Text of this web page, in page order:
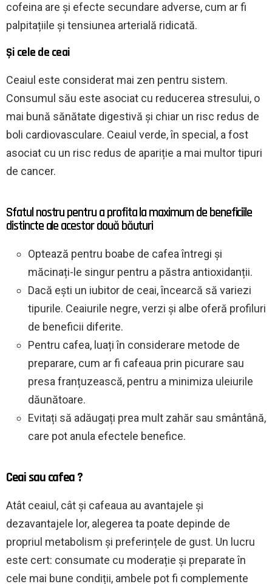
cofeina are și efecte secundare adverse, cum ar fi
palpitațiile și tensiunea arterială ridicată.
Și cele de ceai
Ceaiul este considerat mai zen pentru sistem.
Consumul său este asociat cu reducerea stresului, o
mai bună sănătate digestivă și chiar un risc redus de
boli cardiovasculare. Ceaiul verde, în special, a fost
asociat cu un risc redus de apariție a mai multor tipuri
de cancer.
Sfatul nostru pentru a profita la maximum de beneficiile
distincte ale acestor două băuturi
Optează pentru boabe de cafea întregi și
măcinați-le singur pentru a păstra antioxidanții.
Dacă ești un iubitor de ceai, încearcă să variezi
tipurile. Ceaiurile negre, verzi și albe oferă profiluri
de beneficii diferite.
Pentru cafea, luați în considerare metode de
preparare, cum ar fi cafeaua prin picurare sau
presa franțuzească, pentru a minimiza uleiurile
dăunătoare.
Evitați să adăugați prea mult zahăr sau smântână,
care pot anula efectele benefice.
Ceai sau cafea ?
Atât ceaiul, cât și cafeaua au avantajele și
dezavantajele lor, alegerea ta poate depinde de
propriul metabolism și preferințele de gust. Un lucru
este cert: consumate cu moderație și preparate în
cele mai bune condiții, ambele pot fi complemente